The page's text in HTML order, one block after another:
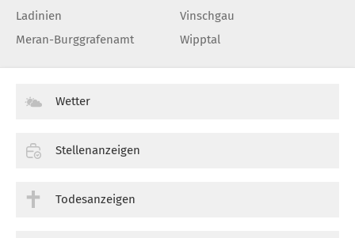
Ladinien
Meran-Burggrafenamt
Vinschgau
Wipptal
Wetter
Stellenanzeigen
Todesanzeigen